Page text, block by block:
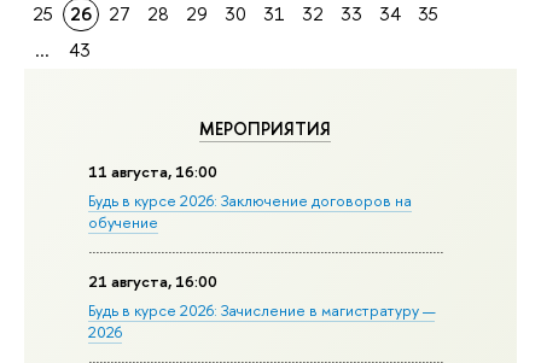
МЕРОПРИЯТИЯ
11 августа, 16:00
Будь в курсе 2026: Заключение договоров на
обучение
21 августа, 16:00
Будь в курсе 2026: Зачисление в магистратуру —
2026
25
26 27 28 29 30 31 32 33 34
35
...
43